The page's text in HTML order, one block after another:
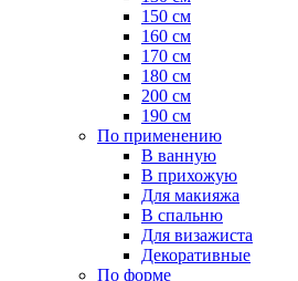
150 см
160 см
170 см
180 см
200 см
190 см
По применению
В ванную
В прихожую
Для макияжа
В спальню
Для визажиста
Декоративные
По форме